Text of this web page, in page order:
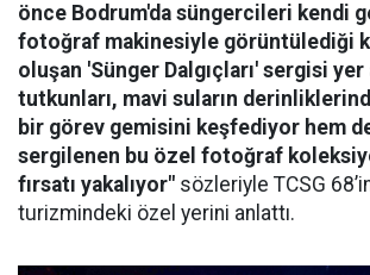
önce Bodrum'da süngercileri kendi
fotoğraf makinesiyle görüntülediği
oluşan 'Sünger Dalgıçları' sergisi yer
tutkunları, mavi suların
bir görev gemisini keşfediyor hem
sergilenen bu özel fotoğraf
fırsatı yakalıyor" sözleriyle TCSG
turizmindeki özel yerini anlattı.